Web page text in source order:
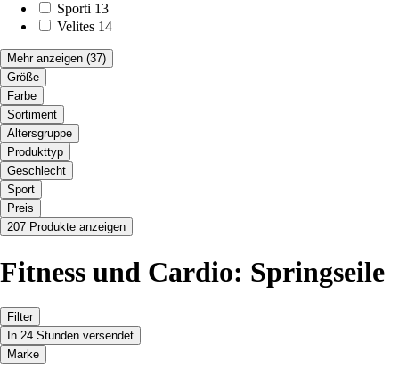
Sporti 13
Velites 14
Mehr anzeigen (37)
Größe
Farbe
Sortiment
Altersgruppe
Produkttyp
Geschlecht
Sport
Preis
207 Produkte anzeigen
Fitness und Cardio: Springseile
Filter
In 24 Stunden versendet
Marke